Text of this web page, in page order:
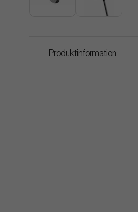
Produktinformation